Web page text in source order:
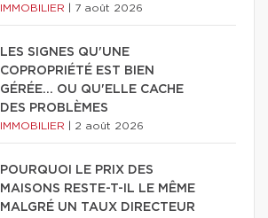
IMMOBILIER 7 août 2026
LES SIGNES QU'UNE
COPROPRIÉTÉ EST BIEN
GÉRÉE… OU QU'ELLE CACHE
DES PROBLÈMES
IMMOBILIER 2 août 2026
POURQUOI LE PRIX DES
MAISONS RESTE-T-IL LE MÊME
MALGRÉ UN TAUX DIRECTEUR